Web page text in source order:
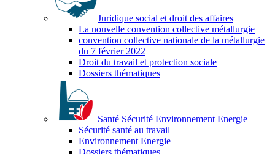
Juridique social et droit des affaires
La nouvelle convention collective métallurgie
convention collective nationale de la métallurgie
du 7 février 2022
Droit du travail et protection sociale
Dossiers thématiques
Santé Sécurité Environnement Energie
Sécurité santé au travail
Environnement Energie
Dossiers thématiques